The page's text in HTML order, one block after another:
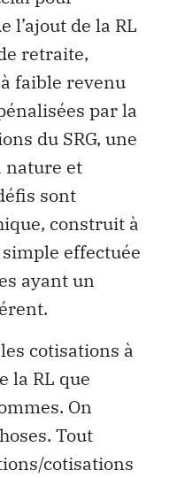
l’ajout de la RL
retraite,
faible revenu
par la
du SRG, une
nature et
sont
construit à
effectuée
ayant un
cotisations à
la RL que
On
Tout
cotisations